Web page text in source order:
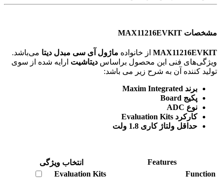
مشخصات MAX11216EVKIT
MAX11216EVKIT از خانواده ماژول آی سی مبدل دیتا می‌باشد.
ویژگی‌های فنی این محصول براساس دیتاشیت ارایه شده از سوی
تولید کننده آن به شرح زیر می باشد:
برند Maxim Integrated
پکیج Board
نوع ADC
کارکرد Evaluation Kits
حداقل ولتاژ کاری 1.8 ولت
Features
انتخاب ویژگی
Function
Evaluation Kits